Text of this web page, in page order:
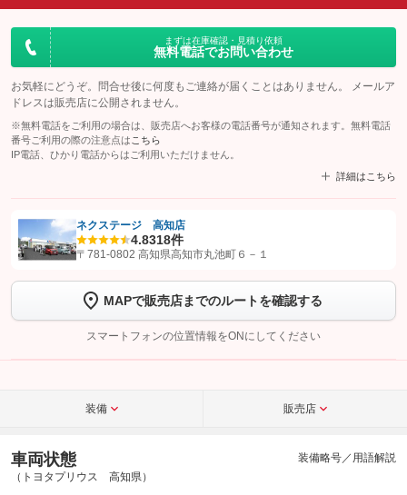
まずは在庫確認・見積り依頼
無料電話でお問い合わせ
お気軽にどうぞ。問合せ後に何度もご連絡が届くことはありません。 メールア
ドレスは販売店に公開されません。
※無料電話をご利用の場合は、販売店へお客様の電話番号が通知されます。無料電話
番号ご利用の際の注意点は こちら
IP電話、ひかり電話からはご利用いただけません。
詳細はこちら
【STEP1】認証画面でグーネットを友だち追加してから「許可する」ボタンを押
トーク画面で
ボタンをタップして問い合わせを
完了してください。
こちら
ネクステージ 高知店
4.8318件
〒781-0802 高知県高知市丸池町６－１
MAPで販売店までのルートを確認する
スマートフォンの位置情報をONにしてください
装備 販売店
車両状態
（トヨタプリウス 高知県）
装備略号／用語解説